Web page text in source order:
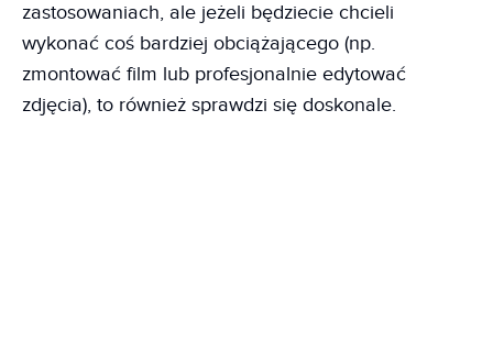
zastosowaniach, ale jeżeli będziecie chcieli
wykonać coś bardziej obciążającego (np.
zmontować film lub profesjonalnie edytować
zdjęcia), to również sprawdzi się doskonale.